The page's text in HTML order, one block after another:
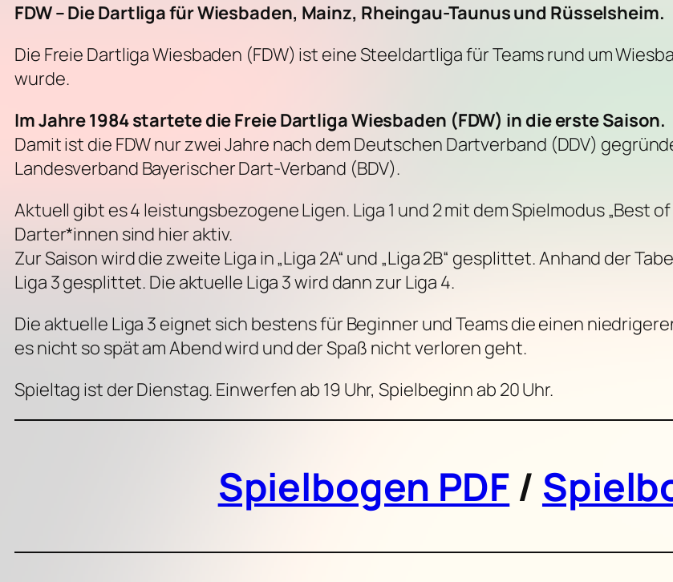
FDW – Die Dartliga für Wiesbaden, Mainz, Rheingau-Taunus und Rüsselsheim.
Die Freie Dartliga Wiesbaden (FDW) ist eine Steeldartliga für Teams rund um
wurde.
Im Jahre 1984 startete die Freie Dartliga Wiesbaden (FDW) in die erste Saison.
Damit ist die FDW nur zwei Jahre nach dem Deutschen Dartverband (DDV)
Landesverband Bayerischer Dart-Verband (BDV).
Aktuell gibt es 4 leistungsbezogene Ligen. Liga 1 und 2 mit dem Spielmodus „Best
Darter*innen sind hier aktiv.
Zur Saison wird die zweite Liga in „Liga 2A“ und „Liga 2B“ gesplittet. Anhand der
Liga 3 gesplittet. Die aktuelle Liga 3 wird dann zur Liga 4.
Die aktuelle Liga 3 eignet sich bestens für Beginner und Teams die einen
es nicht so spät am Abend wird und der Spaß nicht verloren geht.
Spieltag ist der Dienstag. Einwerfen ab 19 Uhr, Spielbeginn ab 20 Uhr.
Spielbogen PDF /